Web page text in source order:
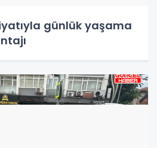
günlük yaşama